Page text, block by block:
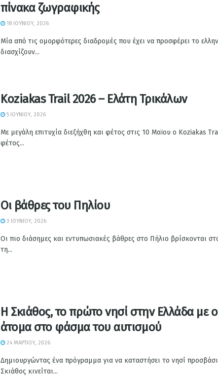
πίνακα ζωγραφικής
18 ΙΟΥΝΊΟΥ, 2026
Μία από τις ομορφότερες διαδρομές που έχει να προσφέρει το
διασχίζουν...
Koziakas Trail 2026 – Ελάτη Τρικάλων
5 ΙΟΥΝΊΟΥ, 2026
Με μεγάλη επιτυχία διεξήχθη και φέτος στις 10 Μαϊου ο Koziakas
φέτος...
Οι βάθρες του Πηλίου
3 ΙΟΥΝΊΟΥ, 2026
Οι πιο διάσημες και εντυπωσιακές βάθρες στο Πήλιο βρίσκονται
τη...
Η Σκιάθος, το πρώτο νησί στην Ελλάδα με
άτομα στο φάσμα του αυτισμού
24 ΜΑΡΤΊΟΥ, 2026
Δημιουργώντας ένα πρόγραμμα για να καταστήσει το νησί
Σκιάθος κινείται...